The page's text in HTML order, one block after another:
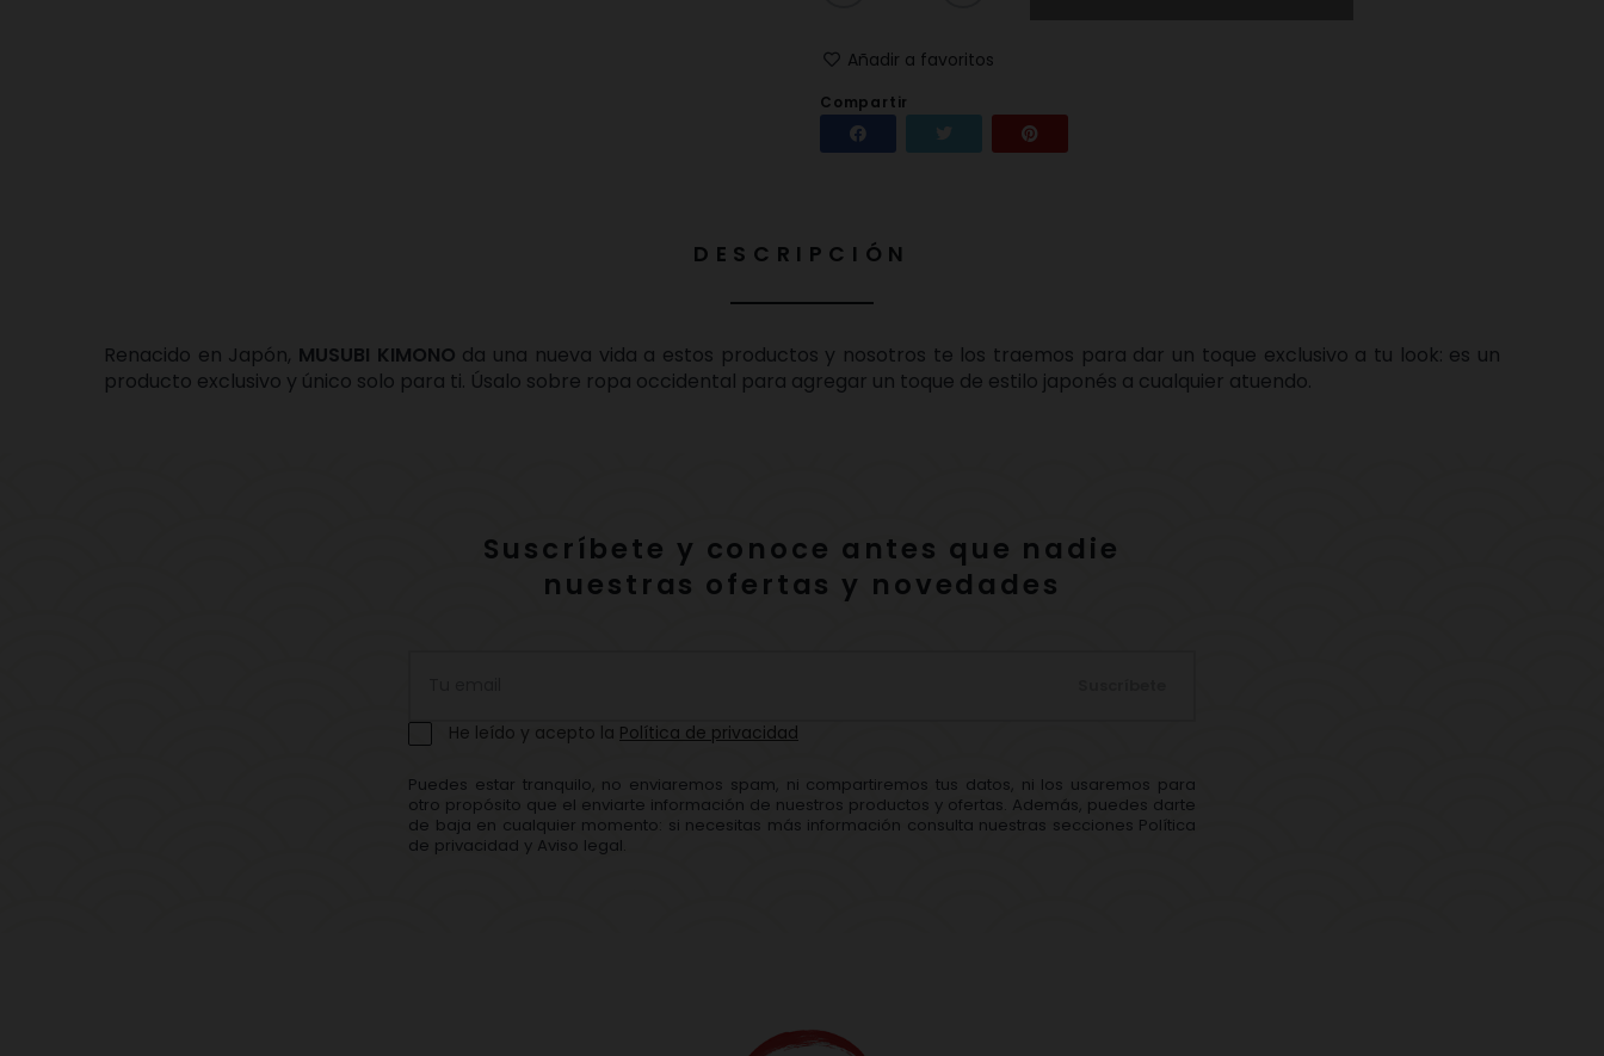
Añadir a favoritos
Compartir
Compartir Tuitear
DESCRIPCIÓN
Renacido en Japón, MUSUBI KIMONO da una nueva vida a estos productos y nosotros te los traemos para dar un toque exclusivo a tu look: es un
producto exclusivo y único solo para ti. Úsalo sobre ropa occidental para agregar un toque de estilo japonés a cualquier atuendo.
Suscríbete y conoce antes que nadie
nuestras ofertas y novedades
Puedes estar tranquilo, no enviaremos spam, ni compartiremos tus datos, ni los usaremos para
otro propósito que el enviarte información de nuestros productos y ofertas. Además, puedes darte
de baja en cualquier momento: si necesitas más información consulta nuestras secciones Política
de privacidad y Aviso legal.
He leído y acepto la Política de privacidad